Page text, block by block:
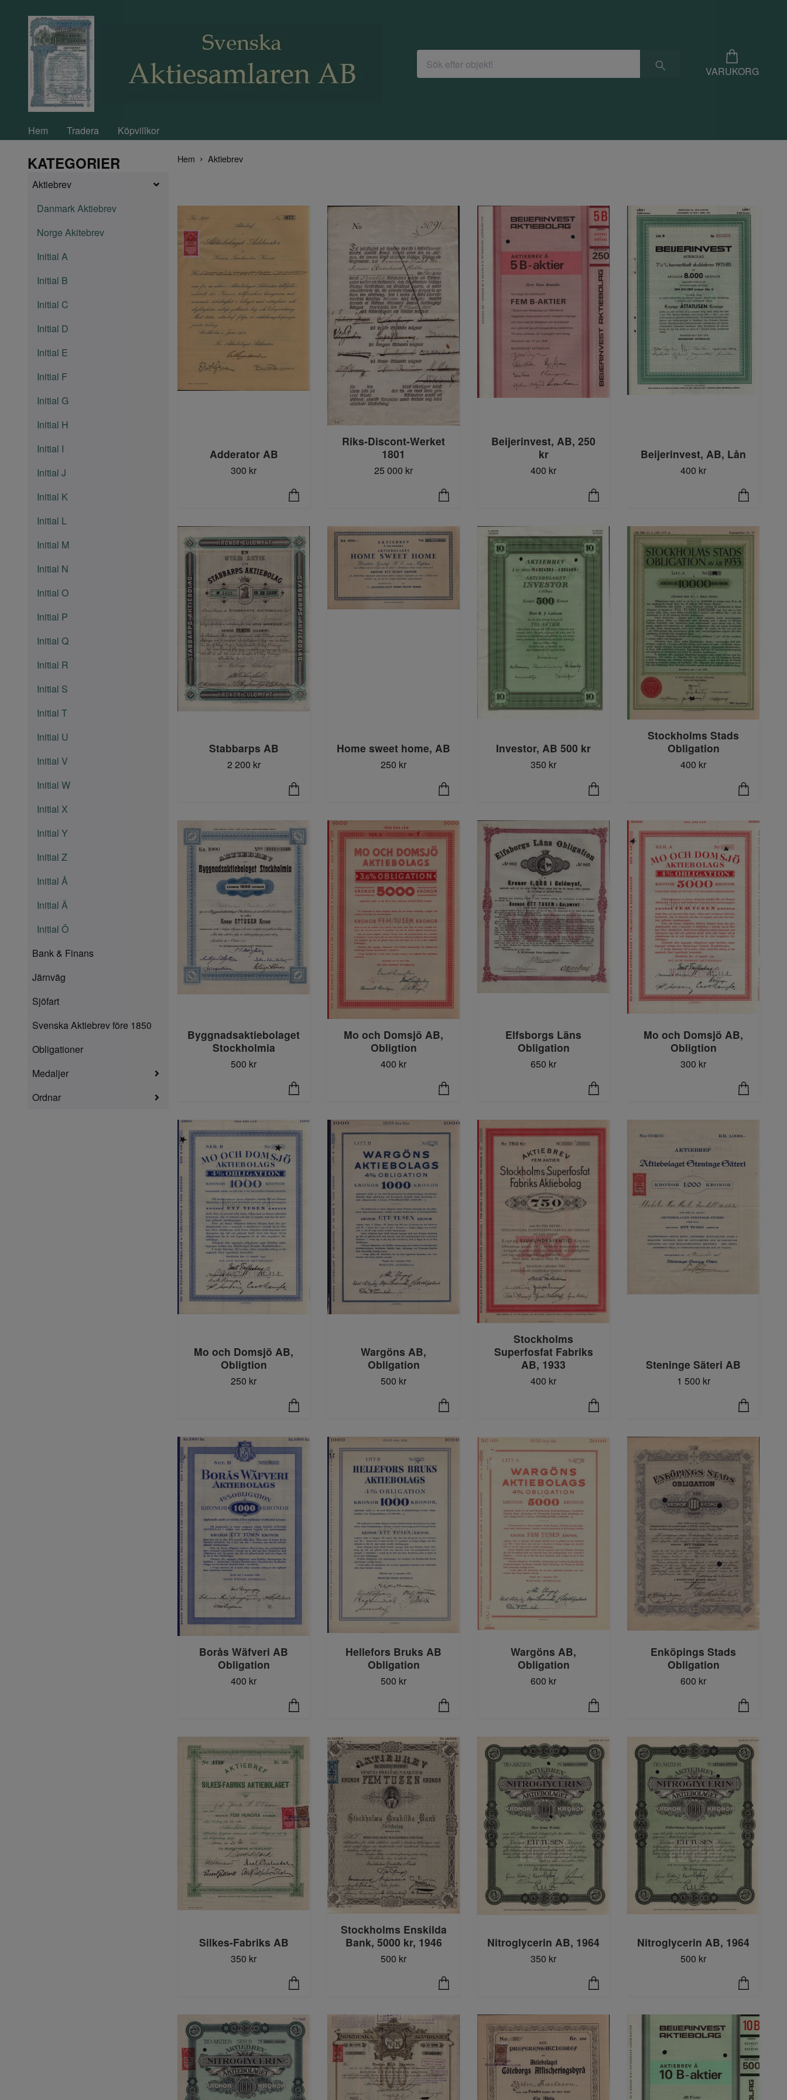
VARUKORG
Hem Tradera Köpvillkor
KATEGORIER
Aktiebrev
Danmark Aktiebrev
Norge Akitebrev
Initial A
Initial B
Initial C
Initial D
Initial E
Initial F
Initial G
Initial H
Initial I
Initial J
Initial K
Initial L
Initial M
Initial N
Initial O
Initial P
Initial Q
Initial R
Initial S
Initial T
Initial U
Initial V
Initial W
Initial X
Initial Y
Initial Z
Initial Å
Initial Ä
Initial Ö
Bank & Finans
Järnväg
Sjöfart
Svenska Aktiebrev före 1850
Obligationer
Medaljer
Ordnar
Hem Aktiebrev
Adderator AB
300 kr
Riks-Discont-Werket
1801
25 000 kr
Beijerinvest, AB, 250
kr
400 kr
Beijerinvest, AB, Lån
400 kr
Stabbarps AB
2 200 kr
Home sweet home, AB
250 kr
Investor, AB 500 kr
350 kr
Stockholms Stads
Obligation
400 kr
Byggnadsaktiebolaget
Stockholmia
500 kr
Mo och Domsjö AB,
Obligtion
400 kr
Elfsborgs Läns
Obligation
650 kr
Mo och Domsjö AB,
Obligtion
300 kr
Mo och Domsjö AB,
Obligtion
250 kr
Wargöns AB,
Obligation
500 kr
Stockholms
Superfosfat Fabriks
AB, 1933
400 kr
Steninge Säteri AB
1 500 kr
Borås Wäfveri AB
Obligation
400 kr
Hellefors Bruks AB
Obligation
500 kr
Wargöns AB,
Obligation
600 kr
Enköpings Stads
Obligation
600 kr
Silkes-Fabriks AB
350 kr
Stockholms Enskilda
Bank, 5000 kr, 1946
500 kr
Nitroglycerin AB, 1964
350 kr
Nitroglycerin AB, 1964
500 kr